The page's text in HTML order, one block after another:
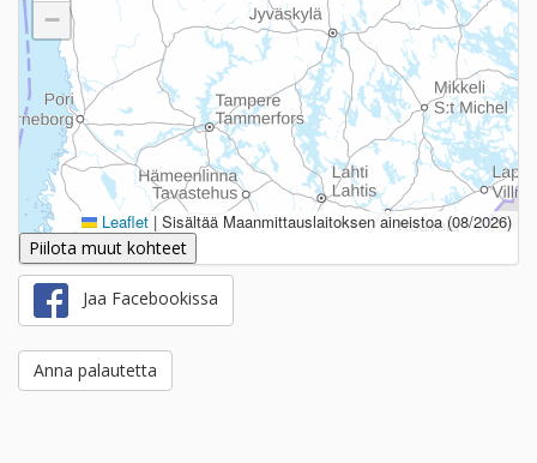
−
Leaflet | Sisältää Maanmittauslaitoksen aineistoa (08/2026)
Piilota muut kohteet
Jaa Facebookissa
Anna palautetta